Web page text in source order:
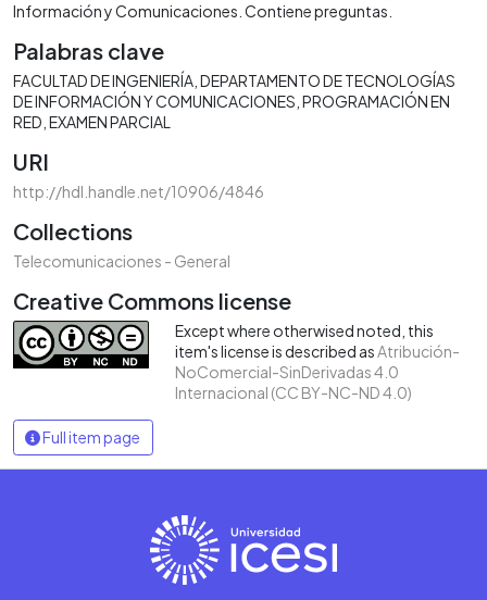
Información y Comunicaciones. Contiene preguntas.
Palabras clave
FACULTAD DE INGENIERÍA DEPARTAMENTO DE TECNOLOGÍAS
DE INFORMACIÓN Y COMUNICACIONES PROGRAMACIÓN EN
RED EXAMEN PARCIAL
URI
http://hdl.handle.net/10906/4846
Collections
Telecomunicaciones - General
Creative Commons license
Except where otherwised noted, this
item's license is described asAtribución-
NoComercial-SinDerivadas 4.0
Internacional (CC BY-NC-ND 4.0)
Full item page